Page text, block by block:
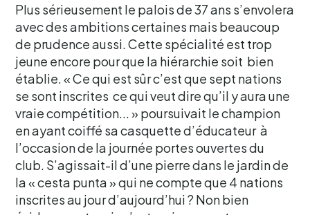
Plus sérieusement le palois de 37 ans s’envolera
avec des ambitions certaines mais beaucoup
de prudence aussi. Cette spécialité est trop
jeune encore pour que la hiérarchie soit bien
établie. « Ce qui est sûr c’est que sept nations
se sont inscrites ce qui veut dire qu’il y aura une
vraie compétition... » poursuivait le champion
en ayant coiffé sa casquette d’éducateur à
l’occasion de la journée portes ouvertes du
club. S’agissait-il d’une pierre dans le jardin de
la « cesta punta » qui ne compte que 4 nations
inscrites au jour d’aujourd’hui ? Non bien